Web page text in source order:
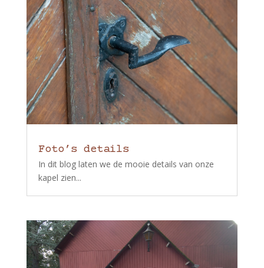
Foto’s details
In dit blog laten we de mooie details van onze
kapel zien...